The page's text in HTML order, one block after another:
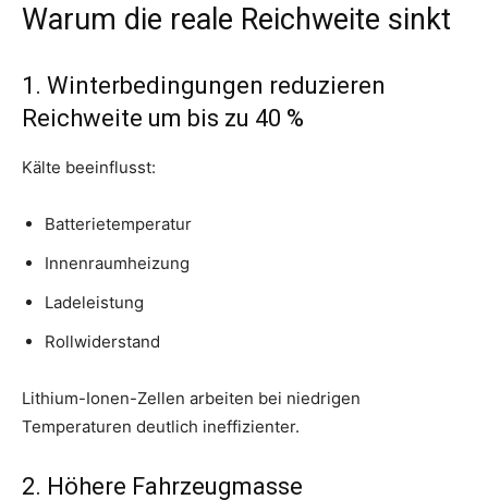
Warum die reale Reichweite sinkt
1. Winterbedingungen reduzieren
Reichweite um bis zu 40 %
Kälte beeinflusst:
Batterietemperatur
Innenraumheizung
Ladeleistung
Rollwiderstand
Lithium-Ionen-Zellen arbeiten bei niedrigen
Temperaturen deutlich ineffizienter.
2. Höhere Fahrzeugmasse